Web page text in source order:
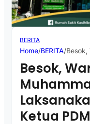
BERITA
Home/BERITA/Besok,
Besok,
Ketua